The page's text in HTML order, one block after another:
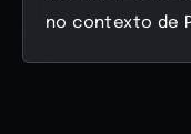
no contexto de